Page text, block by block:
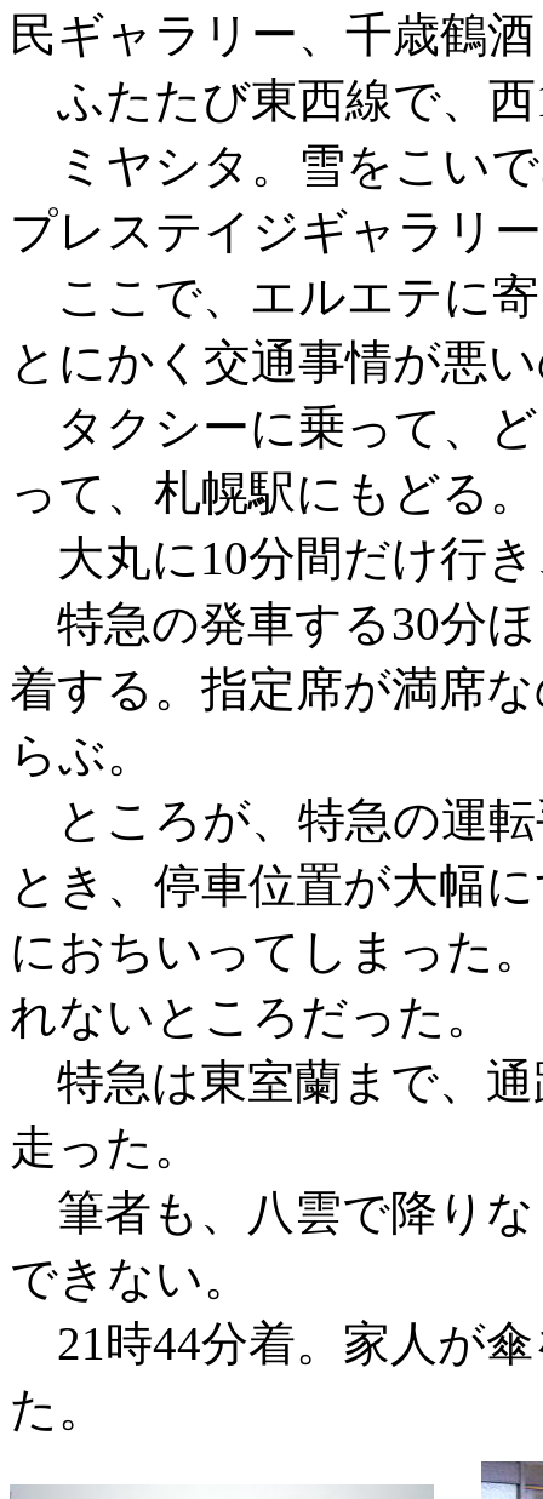
民ギャラリー、千歳鶴
ふたたび東西線で、西
ミヤシタ。雪をこい
プレステイジギャラリ
ここで、エルエテに
とにかく交通事情が悪
タクシーに乗って、
って、札幌駅にもどる。
大丸に10分間だけ行
特急の発車する30分
着する。指定席が満席
らぶ。
ところが、特急の運
とき、停車位置が大幅
におちいってしまった
れないところだった。
特急は東室蘭まで、
走った。
筆者も、八雲で降り
できない。
21時44分着。家人が
た。